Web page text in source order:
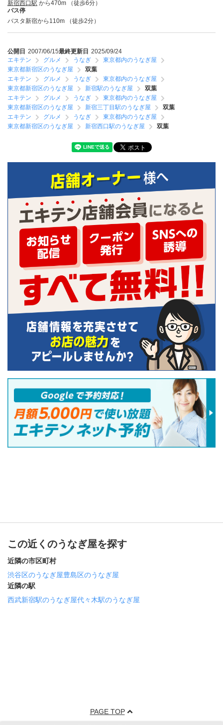
新宿西口駅 から470m （徒歩6分）
バス停
バスタ新宿から110m （徒歩2分）
公開日 2007/06/15最終更新日 2025/09/24
エキテン
グルメ うなぎ
東京都内のうなぎ屋
東京都新宿区のうなぎ屋
双葉
エキテン
グルメ うなぎ
東京都内のうなぎ屋
東京都新宿区のうなぎ屋
新宿駅のうなぎ屋
双葉
エキテン
グルメ うなぎ
東京都内のうなぎ屋
東京都新宿区のうなぎ屋
新宿三丁目駅のうなぎ屋
双葉
エキテン
グルメ うなぎ
東京都内のうなぎ屋
東京都新宿区のうなぎ屋
新宿西口駅のうなぎ屋 双葉
この近くのうなぎ屋を探す
近隣の市区町村
渋谷区のうなぎ屋豊島区のうなぎ屋
近隣の駅
西武新宿駅のうなぎ屋代々木駅のうなぎ屋
PAGE TOP